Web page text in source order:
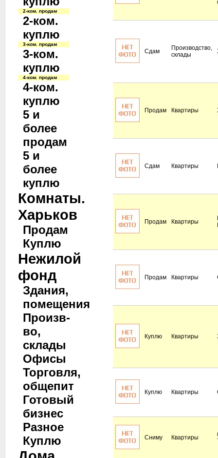
2-ком. продам
2-ком.
куплю
3-ком. продам
3-ком.
куплю
4-ком. продам
4-ком.
куплю
5 и
более
продам
5 и
более
куплю
Комнаты.
Харьков
Продам
Куплю
Нежилой
фонд
Здания,
помещения
Произв-
во,
склады
Офисы
Торговля,
общепит
Готовый
бизнес
Разное
Куплю
Сдам
Производство,
склады
Продам Квартиры
Сдам Квартиры
Продам Квартиры
Продам Квартиры
Куплю Квартиры
Куплю Квартиры
Сниму Квартиры